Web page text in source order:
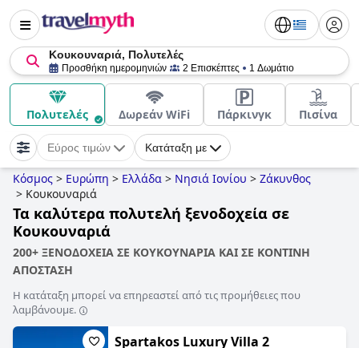
Κουκουναριά, Πολυτελές
Προσθήκη ημερομηνιών 2 Επισκέπτες 1 Δωμάτιο
Πολυτελές Δωρεάν WiFi Πάρκινγκ Πισίνα
Εύρος τιμών Κατάταξη με
Κόσμος > Ευρώπη > Ελλάδα > Νησιά Ιονίου > Ζάκυνθος
> Κουκουναριά
Τα καλύτερα πολυτελή ξενοδοχεία σε
Κουκουναριά
200+ ΞΕΝΟΔΟΧΕΙΑ ΣΕ ΚΟΥΚΟΥΝΑΡΙΑ ΚΑΙ ΣΕ ΚΟΝΤΙΝΗ
ΑΠΟΣΤΑΣΗ
Η κατάταξη μπορεί να επηρεαστεί από τις προμήθειες που
λαμβάνουμε.
Spartakos Luxury Villa 2